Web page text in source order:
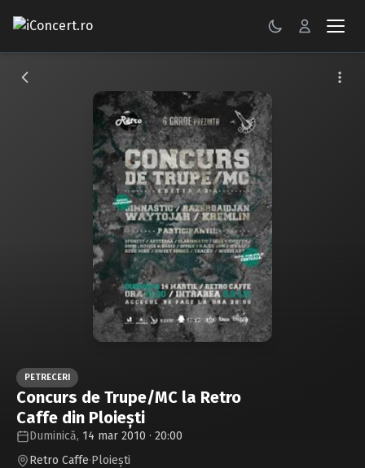
CONCERTE
Caută în site...
PETRECERI
Concurs de Trupe/MC la Retro
Caffe din Ploieşti
Duminică, 14 mar 2010 · 20:00
Retro Caffe·Ploieşti